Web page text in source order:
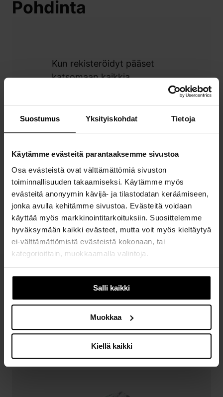
Suostumus Yksityiskohdat Tietoja
Käytämme evästeitä parantaaksemme sivustoa
Osa evästeistä ovat välttämättömiä sivuston
toiminnallisuuden takaamiseksi. Käytämme myös
evästeitä anonyymin kävijä- ja tilastodatan keräämiseen,
jonka avulla kehitämme sivustoa. Evästeitä voidaan
käyttää myös markkinointitarkoituksiin. Suosittelemme
hyväksymään kaikki evästeet, mutta voit myös kieltäytyä
ei-välttämättömistä evästeistä kokonaan, tai
kategorioittain, muokkaamalla valintoja.
Jos muutat mielesi myöhemmin, voit muokata asetuksia
evästeasetusten alla, sivun alalaidassa.
Salli kaikki
Muokkaa
Kiellä kaikki
Pohdinta
Kun rekisteröidyt pääset
katsomaan kaikkia
tehtäviä ja muuta
kiinnostavaa materiaalia.
Kannattaa rekisteröityä,
Luvun sisältö
0/3 vaadittua alalukua
Suorita luvun johdanto ja vähintään 3 alalukua